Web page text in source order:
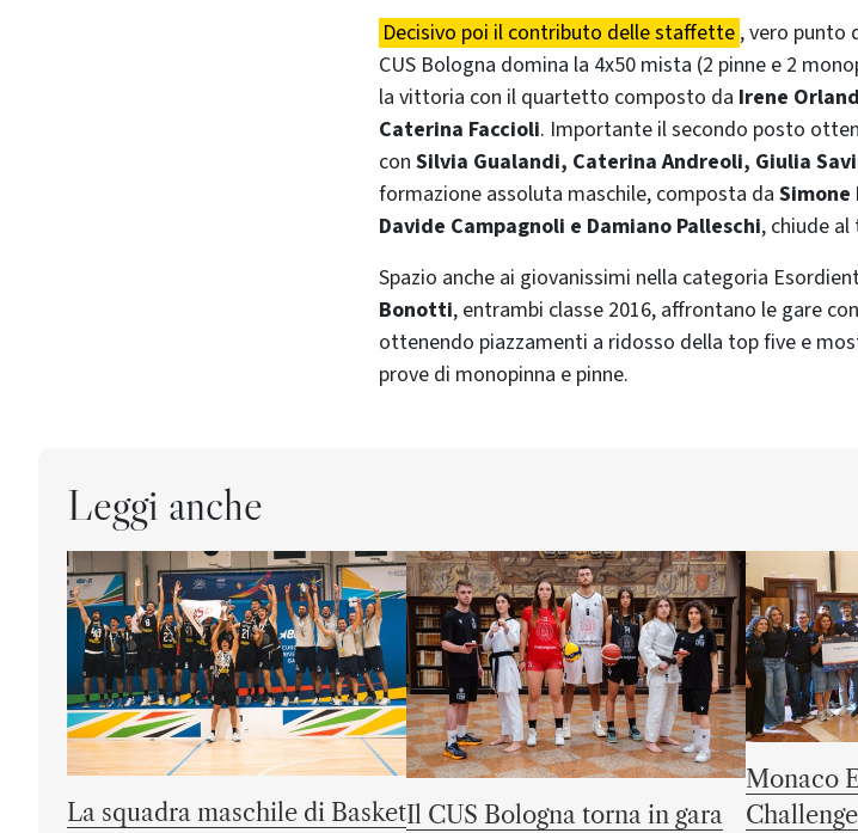
Decisivo poi il contributo delle staffette , vero punto
CUS Bologna domina la 4x50 mista (2 pinne e 2
la vittoria con il quartetto composto da Irene
Caterina Faccioli. Importante il secondo posto
con Silvia Gualandi, Caterina Andreoli, Giulia
formazione assoluta maschile, composta da
Davide Campagnoli e Damiano Palleschi, chiude
Spazio anche ai giovanissimi nella categoria
Bonotti, entrambi classe 2016, affrontano le gare
ottenendo piazzamenti a ridosso della top five e
prove di monopinna e pinne.
Leggi anche
La squadra maschile di BasketIl CUS Bologna torna in gara
Monaco